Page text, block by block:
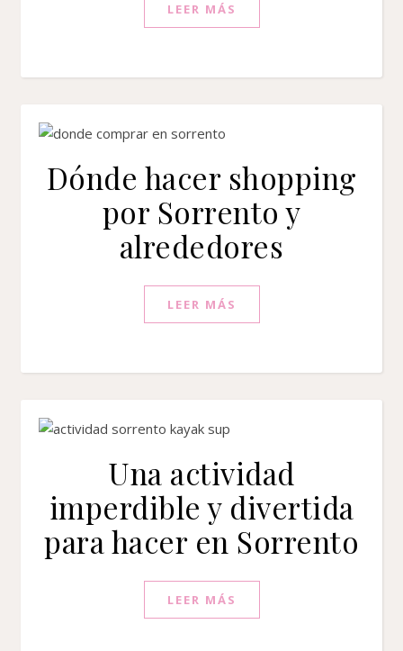
LEER MÁS
Dónde hacer shopping
por Sorrento y
alrededores
LEER MÁS
Una actividad
imperdible y divertida
para hacer en Sorrento
LEER MÁS